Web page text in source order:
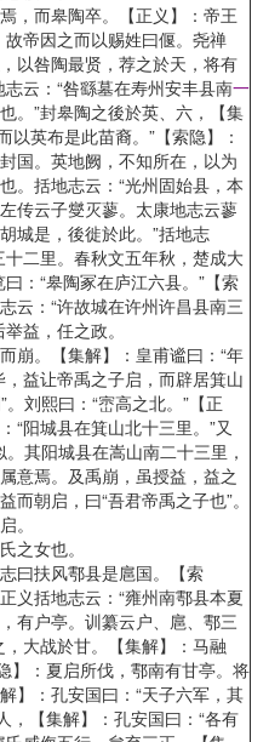
而皋陶卒。【正义】：帝王
帝因之而以赐姓曰偃。尧禅
以咎陶最贤，荐之於天，将有
云：“咎繇墓在寿州安丰县南一
。”封皋陶之後於英、六，【集
以英布是此苗裔。”【索隐】：
国。英地阙，不知所在，以为
。括地志云：“光州固始县，本
传云子燮灭蓼。太康地志云蓼
城是，後徙於此。”括地志
十二里。春秋文五年秋，楚成大
：“皋陶冢在庐江六县。”【索
云：“许故城在许州许昌县南三
益，任之政。
。【集解】：皇甫谧曰：“年
益让帝禹之子启，而辟居箕山
。刘熙曰：“崈高之北。”【正
“阳城县在箕山北十三里。”又
。其阳城县在嵩山南二十三里，
意焉。及禹崩，虽授益，益之
朝启，曰“吾君帝禹之子也”。
。
女也。
扶风鄠县是扈国。【索
义括地志云：“雍州南鄠县本夏
有户亭。训纂云户、扈、鄠三
大战於甘。【集解】：马融
】：夏启所伐，鄠南有甘亭。将
】：孔安国曰：“天子六军，其
，【集解】：孔安国曰：“各有